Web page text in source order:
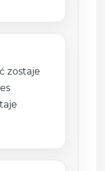
zostaje